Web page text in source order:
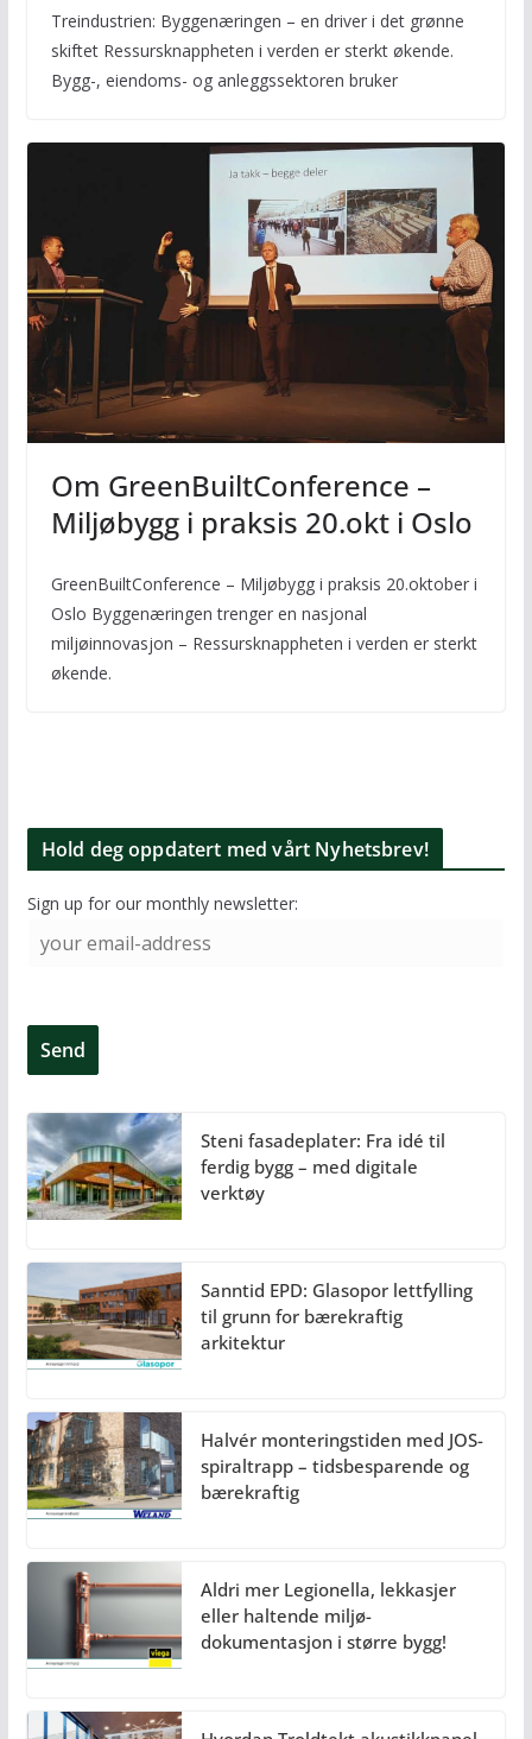
Treindustrien: Byggenæringen – en driver i det grønne
skiftet Ressursknappheten i verden er sterkt økende.
Bygg-, eiendoms- og anleggssektoren bruker
Om GreenBuiltConference –
Miljøbygg i praksis 20.okt i Oslo
GreenBuiltConference – Miljøbygg i praksis 20.oktober i
Oslo Byggenæringen trenger en nasjonal
miljøinnovasjon – Ressursknappheten i verden er sterkt
økende.
Hold deg oppdatert med vårt Nyhetsbrev!
Sign up for our monthly newsletter:
Steni fasadeplater: Fra idé til
ferdig bygg – med digitale
verktøy
Sanntid EPD: Glasopor lettfylling
til grunn for bærekraftig
arkitektur
Halvér monteringstiden med JOS-
spiraltrapp – tidsbesparende og
bærekraftig
Aldri mer Legionella, lekkasjer
eller haltende miljø-
dokumentasjon i større bygg!